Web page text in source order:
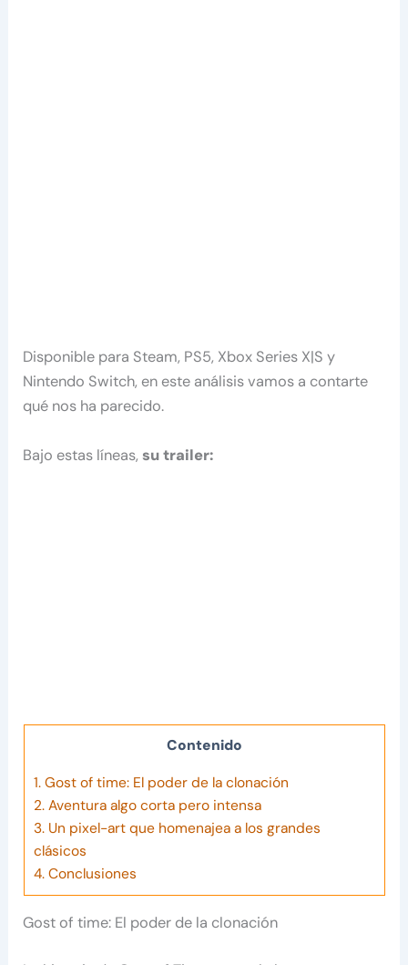
Disponible para Steam, PS5, Xbox Series X|S y
Nintendo Switch, en este análisis vamos a contarte
qué nos ha parecido.
Bajo estas líneas,su trailer:
Contenido
1.Gost of time: El poder de la clonación
2.Aventura algo corta pero intensa
3.Un pixel-art que homenajea a los grandes
clásicos
4.Conclusiones
Gost of time: El poder de la clonación